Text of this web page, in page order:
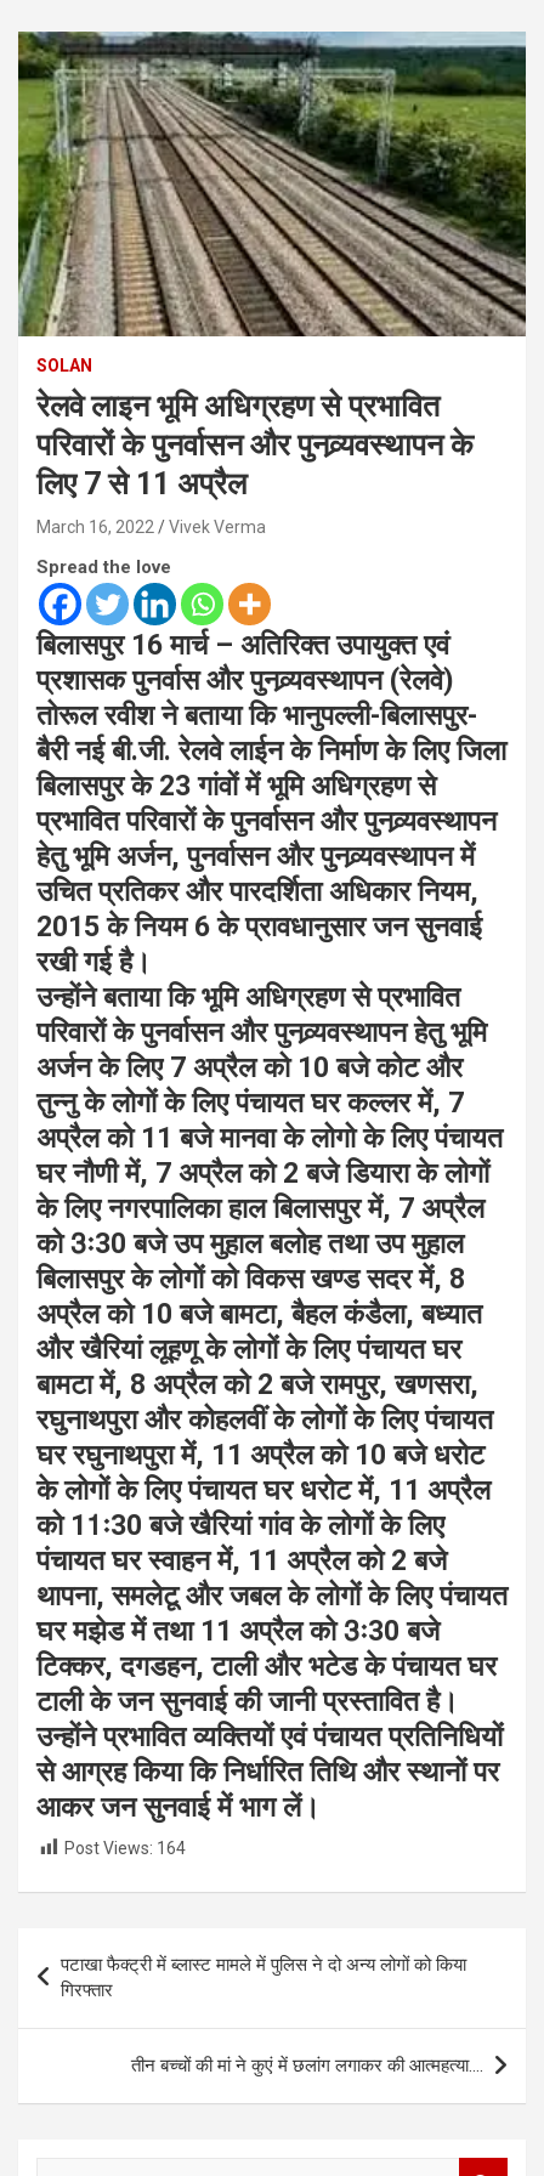
SOLAN
रेलवे लाइन भूमि अधिग्रहण से प्रभावित
परिवारों के पुनर्वासन और पुनव्र्यवस्थापन के
लिए 7 से 11 अप्रैल
March 16, 2022 Vivek Verma
Spread the love
बिलासपुर 16 मार्च – अतिरिक्त उपायुक्त एवं
प्रशासक पुनर्वास और पुनव्र्यवस्थापन (रेलवे)
तोरूल रवीश ने बताया कि भानुपल्ली-बिलासपुर-
बैरी नई बी.जी. रेलवे लाईन के निर्माण के लिए जिला
बिलासपुर के 23 गांवों में भूमि अधिग्रहण से
प्रभावित परिवारों के पुनर्वासन और पुनव्र्यवस्थापन
हेतु भूमि अर्जन, पुनर्वासन और पुनव्र्यवस्थापन में
उचित प्रतिकर और पारदर्शिता अधिकार नियम,
2015 के नियम 6 के प्रावधानुसार जन सुनवाई
रखी गई है।
उन्होंने बताया कि भूमि अधिग्रहण से प्रभावित
परिवारों के पुनर्वासन और पुनव्र्यवस्थापन हेतु भूमि
अर्जन के लिए 7 अप्रैल को 10 बजे कोट और
तुन्नु के लोगों के लिए पंचायत घर कल्लर में, 7
अप्रैल को 11 बजे मानवा के लोगो के लिए पंचायत
घर नौणी में, 7 अप्रैल को 2 बजे डियारा के लोगों
के लिए नगरपालिका हाल बिलासपुर में, 7 अप्रैल
को 3ः30 बजे उप मुहाल बलोह तथा उप मुहाल
बिलासपुर के लोगों को विकस खण्ड सदर में, 8
अप्रैल को 10 बजे बामटा, बैहल कंडैला, बध्यात
और खैरियां लूहणू के लोगों के लिए पंचायत घर
बामटा में, 8 अप्रैल को 2 बजे रामपुर, खणसरा,
रघुनाथपुरा और कोहलवीं के लोगों के लिए पंचायत
घर रघुनाथपुरा में, 11 अप्रैल को 10 बजे धरोट
के लोगों के लिए पंचायत घर धरोट में, 11 अप्रैल
को 11ः30 बजे खैरियां गांव के लोगों के लिए
पंचायत घर स्वाहन में, 11 अप्रैल को 2 बजे
थापना, समलेटू और जबल के लोगों के लिए पंचायत
घर मझेड में तथा 11 अप्रैल को 3ः30 बजे
टिक्कर, दगडहन, टाली और भटेड के पंचायत घर
टाली के जन सुनवाई की जानी प्रस्तावित है।
उन्होंने प्रभावित व्यक्तियों एवं पंचायत प्रतिनिधियों
से आग्रह किया कि निर्धारित तिथि और स्थानों पर
आकर जन सुनवाई में भाग लें।
Post Views: 164
navigation
पटाखा फैक्ट्री में ब्लास्ट मामले में पुलिस ने दो अन्य लोगों को किया
गिरफ्तार
तीन बच्चों की मां ने कुएं में छलांग लगाकर की आत्महत्या….